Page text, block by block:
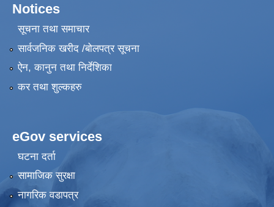
Notices
सूचना तथा समाचार
सार्वजनिक खरीद /बोलपत्र सूचना
ऐन, कानुन तथा निर्देशिका
कर तथा शुल्कहरु
eGov services
घटना दर्ता
सामाजिक सुरक्षा
नागरिक वडापत्र